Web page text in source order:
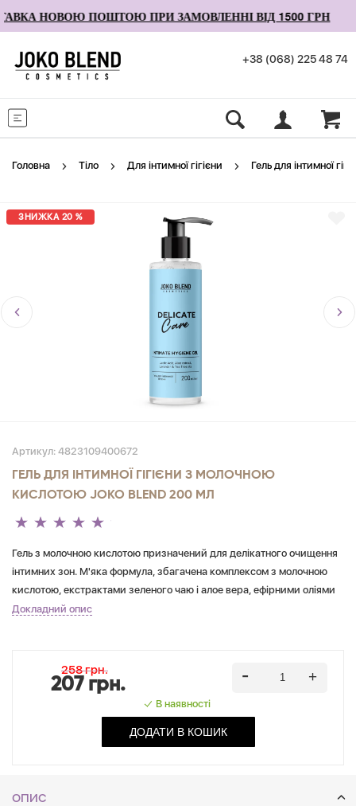
НОВОЮ ПОШТОЮ ПРИ ЗАМОВЛЕННІ ВІД 1500 ГРН
+38 (068) 225 48 74
Головна Тіло Для інтимної гігієни Гель для інтимної
ЗНИЖКА 20 %
Артикул: 4823109400672
ГЕЛЬ ДЛЯ ІНТИМНОЇ ГІГІЄНИ З МОЛОЧНОЮ
КИСЛОТОЮ JOKO BLEND 200 МЛ
Гель з молочною кислотою призначений для делікатного очищення
інтимних зон. М'яка формула, збагачена комплексом з молочною
кислотою, екстрактами зеленого чаю і алое вера, ефірними оліями
чайного дерева і лаванди, делікатно очищає і додає відчуття
барвників.
Докладний опис
258 грн.
207 грн.
В наявності
ДОДАТИ В КОШИК
ОПИС